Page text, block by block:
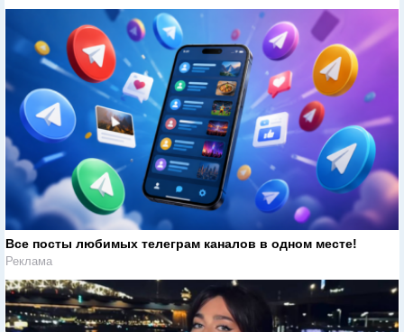
Все посты любимых телеграм каналов в одном месте!
Реклама